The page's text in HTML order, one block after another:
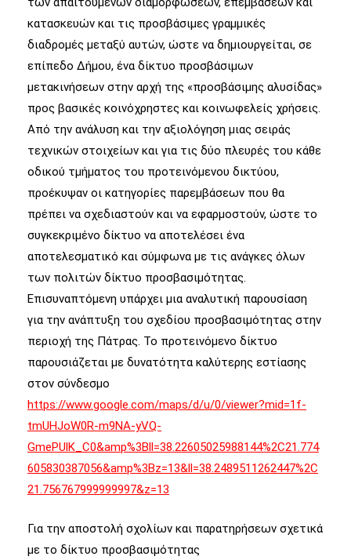
κατασκευών και τις προσβάσιμες γραμμικές
διαδρομές μεταξύ αυτών, ώστε να δημιουργείται, σε
επίπεδο Δήμου, ένα δίκτυο προσβάσιμων
μετακινήσεων στην αρχή της «προσβάσιμης αλυσίδας»
προς βασικές κοινόχρηστες και κοινωφελείς χρήσεις.
Από την ανάλυση και την αξιολόγηση μιας σειράς
τεχνικών στοιχείων και για τις δύο πλευρές του κάθε
οδικού τμήματος του προτεινόμενου δικτύου,
προέκυψαν οι κατηγορίες παρεμβάσεων που θα
πρέπει να σχεδιαστούν και να εφαρμοστούν, ώστε το
συγκεκριμένο δίκτυο να αποτελέσει ένα
αποτελεσματικό και σύμφωνα με τις ανάγκες όλων
των πολιτών δίκτυο προσβασιμότητας.
Επισυναπτόμενη υπάρχει μια αναλυτική παρουσίαση
για την ανάπτυξη του σχεδίου προσβασιμότητας στην
περιοχή της Πάτρας. Το προτεινόμενο δίκτυο
παρουσιάζεται με δυνατότητα καλύτερης εστίασης
στον σύνδεσμο
https://www.google.com/maps/d/u/0/viewer?mid=1f-
tmUHJoW0R-m9NA-yVQ-
GmePUlK_C0&amp%3Bll=38.22605025988144%2C21.774
605830387056&amp%3Bz=13&ll=38.2489511262447%2C
21.756767999999997&z=13
Για την αποστολή σχολίων και παρατηρήσεων σχετικά
με το δίκτυο προσβασιμότητας